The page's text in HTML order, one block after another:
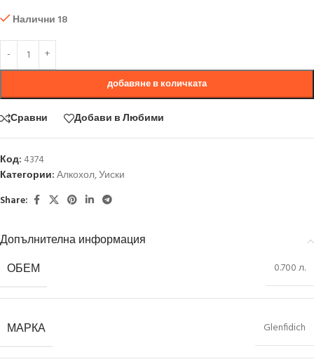
Налични 18
добавяне в количката
Сравни Добави в Любими
Код: 4374
Категории:Алкохол,Уиски
Share:
Допълнителна информация
ОБЕМ 0.700 л.
МАРКА Glenfidich